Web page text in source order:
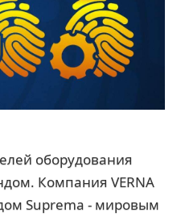
оборудования
Компания VERNA
Suprema - мировым